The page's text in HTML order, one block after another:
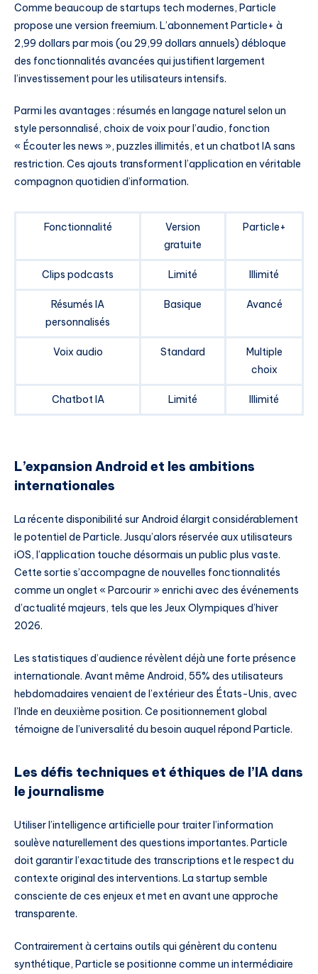
Comme beaucoup de startups tech modernes, Particle
propose une version freemium. L’abonnement Particle+ à
2,99 dollars par mois (ou 29,99 dollars annuels) débloque
des fonctionnalités avancées qui justifient largement
l’investissement pour les utilisateurs intensifs.
Parmi les avantages : résumés en langage naturel selon un
style personnalisé, choix de voix pour l’audio, fonction
« Écouter les news », puzzles illimités, et un chatbot IA sans
restriction. Ces ajouts transforment l’application en véritable
compagnon quotidien d’information.
Fonctionnalité
Version
gratuite
Particle+
Clips podcasts Limité Illimité
Résumés IA
personnalisés
Basique Avancé
Voix audio Standard
Multiple
choix
Chatbot IA Limité Illimité
L’expansion Android et les ambitions
internationales
La récente disponibilité sur Android élargit considérablement
le potentiel de Particle. Jusqu’alors réservée aux utilisateurs
iOS, l’application touche désormais un public plus vaste.
Cette sortie s’accompagne de nouvelles fonctionnalités
comme un onglet « Parcourir » enrichi avec des événements
d’actualité majeurs, tels que les Jeux Olympiques d’hiver
2026.
Les statistiques d’audience révèlent déjà une forte présence
internationale. Avant même Android, 55% des utilisateurs
hebdomadaires venaient de l’extérieur des États-Unis, avec
l’Inde en deuxième position. Ce positionnement global
témoigne de l’universalité du besoin auquel répond Particle.
Les défis techniques et éthiques de l’IA dans
le journalisme
Utiliser l’intelligence artificielle pour traiter l’information
soulève naturellement des questions importantes. Particle
doit garantir l’exactitude des transcriptions et le respect du
contexte original des interventions. La startup semble
consciente de ces enjeux et met en avant une approche
transparente.
Contrairement à certains outils qui génèrent du contenu
synthétique, Particle se positionne comme un intermédiaire